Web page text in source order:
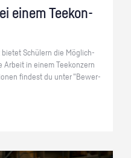
einem Tee­kon­
bie­tet Schü­lern die Mög­lich­
Ar­beit in einem Tee­kon­zern
fin­dest du unter "Be­wer­